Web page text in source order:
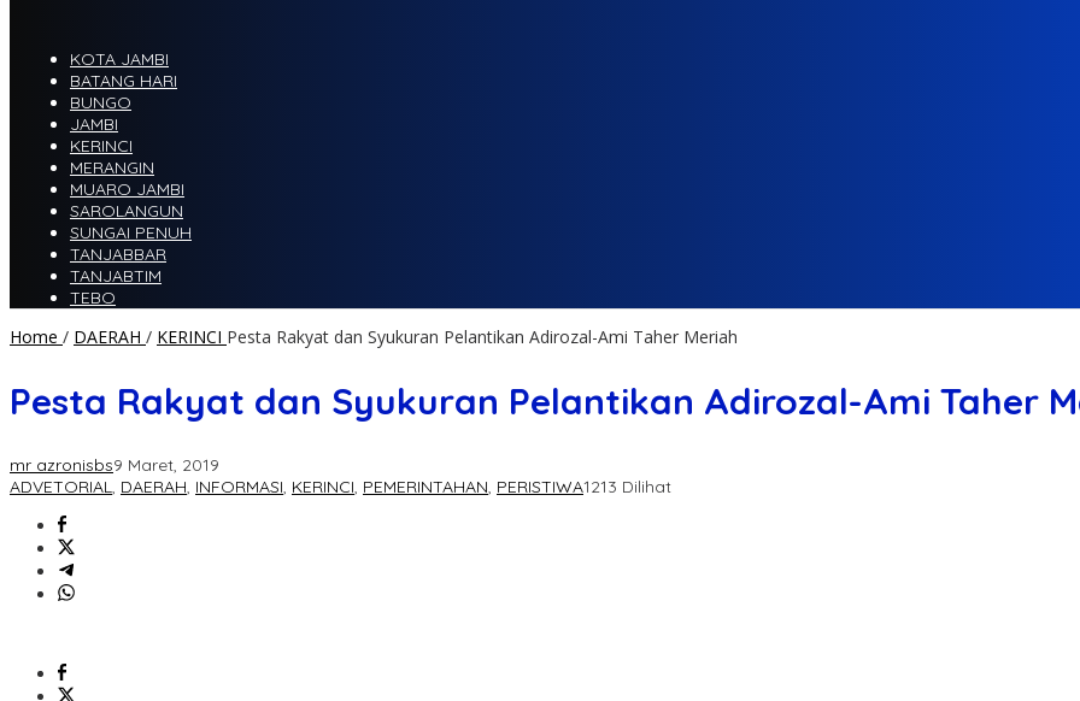
KOTA JAMBI
BATANG HARI
BUNGO
JAMBI
KERINCI
MERANGIN
MUARO JAMBI
SAROLANGUN
SUNGAI PENUH
TANJABBAR
TANJABTIM
TEBO
Home / DAERAH / KERINCI Pesta Rakyat dan Syukuran Pelantikan Adirozal-Ami Taher Meriah
Pesta Rakyat dan Syukuran Pelantikan Adirozal-Ami Taher
mr azronisbs9 Maret, 2019
ADVETORIAL, DAERAH, INFORMASI, KERINCI, PEMERINTAHAN, PERISTIWA1213 Dilihat